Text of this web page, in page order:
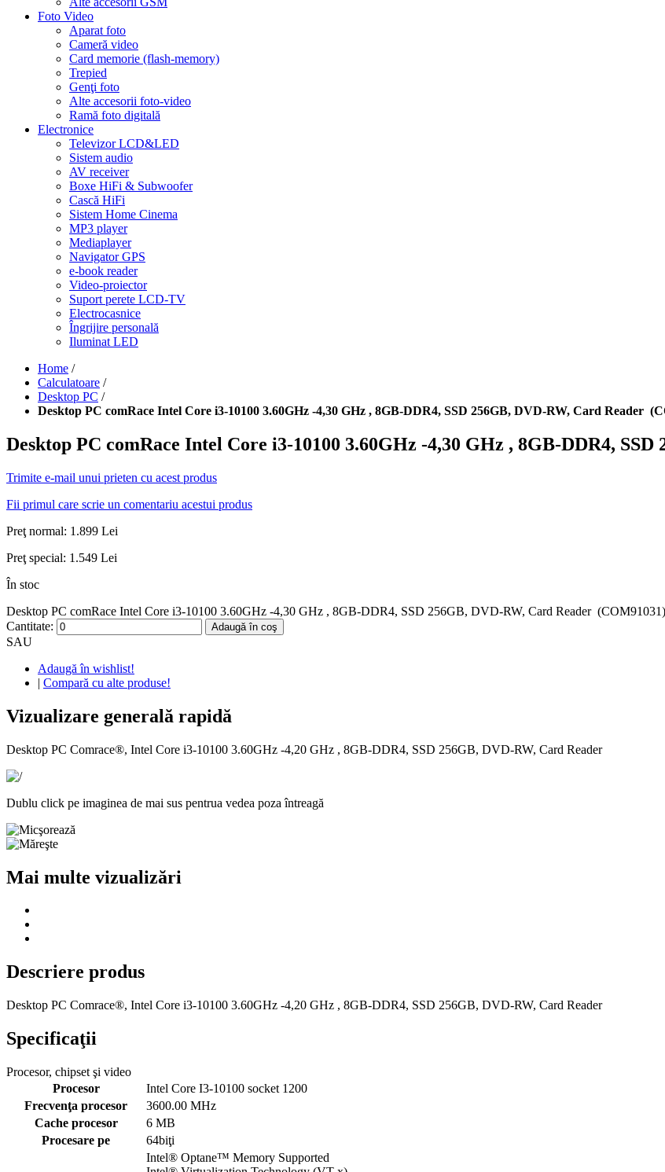
Foto Video
Aparat foto
Cameră video
Card memorie (flash-memory)
Trepied
Genţi foto
Alte accesorii foto-video
Ramă foto digitală
Electronice
Televizor LCD&LED
Sistem audio
AV receiver
Boxe HiFi & Subwoofer
Cască HiFi
Sistem Home Cinema
MP3 player
Mediaplayer
Navigator GPS
e-book reader
Video-proiector
Suport perete LCD-TV
Electrocasnice
Îngrijire personală
Iluminat LED
Home /
Calculatoare /
Desktop PC /
Desktop PC comRace Intel Core i3-10100 3.60GHz -4,30 GHz , 8GB-DDR4, SSD 256GB, DVD-RW, Card Reader
Desktop PC comRace Intel Core i3-10100 3.60GHz -4,30 GHz , 8GB-DDR4,
Trimite e-mail unui prieten cu acest produs
Fii primul care scrie un comentariu acestui produs
Preţ normal: 1.899 Lei
Preţ special: 1.549 Lei
În stoc
Desktop PC comRace Intel Core i3-10100 3.60GHz -4,30 GHz , 8GB-DDR4, SSD 256GB, DVD-RW, Card Reader (COM91031)
Cantitate:
Adaugă în coş
SAU
Adaugă în wishlist!
| Compară cu alte produse!
Vizualizare generală rapidă
Desktop PC Comrace®, Intel Core i3-10100 3.60GHz -4,20 GHz , 8GB-DDR4, SSD 256GB, DVD-RW, Card Reader
Dublu click pe imaginea de mai sus pentrua vedea poza întreagă
Mai multe vizualizări
Descriere produs
Desktop PC Comrace®, Intel Core i3-10100 3.60GHz -4,20 GHz , 8GB-DDR4, SSD 256GB, DVD-RW, Card Reader
Specificaţii
Procesor, chipset şi video
Procesor
Intel Core I3-10100 socket 1200
Frecvenţa procesor
3600.00 MHz
Cache procesor
6 MB
Procesare pe
64biţi
Intel® Optane™ Memory Supported